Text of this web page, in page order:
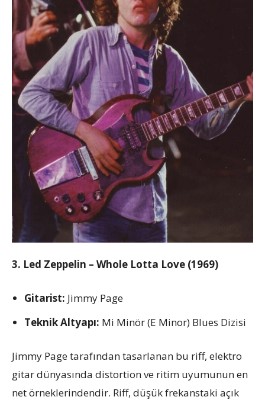
3. Led Zeppelin – Whole Lotta Love (1969)
Gitarist: Jimmy Page
Teknik Altyapı: Mi Minör (E Minor) Blues Dizisi
Jimmy Page tarafından tasarlanan bu riff, elektro
gitar dünyasında distortion ve ritim uyumunun en
net örneklerindendir. Riff, düşük frekanstaki açık